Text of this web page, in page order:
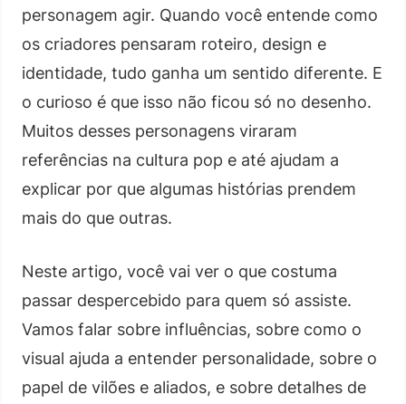
personagem agir. Quando você entende como
os criadores pensaram roteiro, design e
identidade, tudo ganha um sentido diferente. E
o curioso é que isso não ficou só no desenho.
Muitos desses personagens viraram
referências na cultura pop e até ajudam a
explicar por que algumas histórias prendem
mais do que outras.
Neste artigo, você vai ver o que costuma
passar despercebido para quem só assiste.
Vamos falar sobre influências, sobre como o
visual ajuda a entender personalidade, sobre o
papel de vilões e aliados, e sobre detalhes de